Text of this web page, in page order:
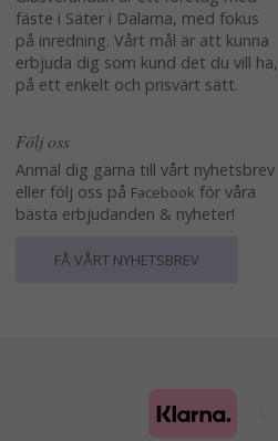
fäste i Säter i Dalarna, med fokus
på inredning. Vårt mål är att kunna
erbjuda dig som kund det du vill ha,
på ett enkelt och prisvärt sätt.
Följ oss
Anmäl dig gärna till vårt nyhetsbrev
eller följ oss på Facebook för våra
bästa erbjudanden & nyheter!
FÅ VÅRT NYHETSBREV